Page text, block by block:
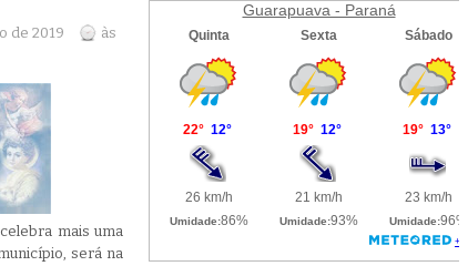
de 2019
às
mais uma
será na
Guarapuava - Paraná